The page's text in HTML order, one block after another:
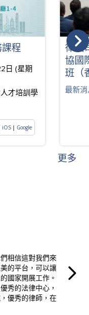
程
日 (星期
才培訓學
iOS | Google
律政
協國
班（
最新
更多
相信這對我們來
的平台，可以讓
國家開展工作。
秀的法律中心，
優秀的律師，在